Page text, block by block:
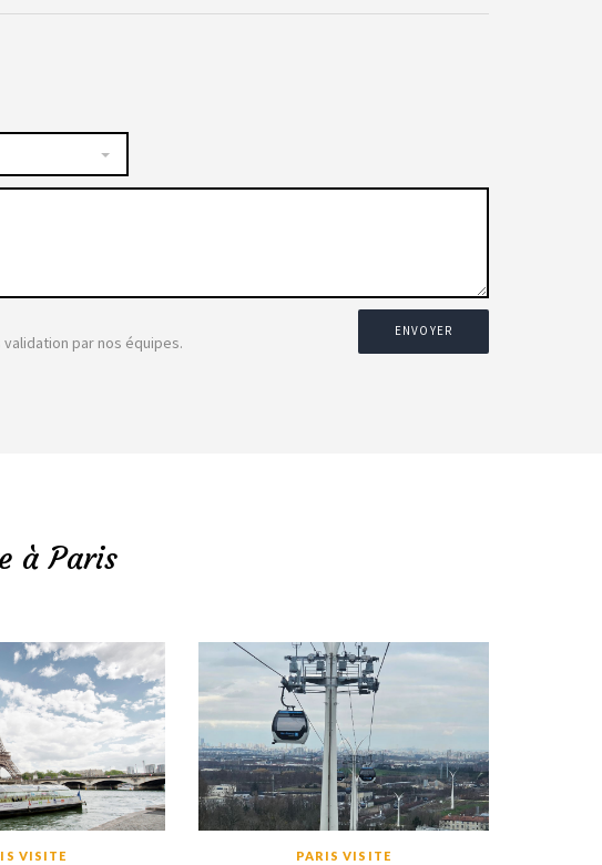
par nos équipes.
ENVOYER
à Paris
VISITE PARIS VISITE